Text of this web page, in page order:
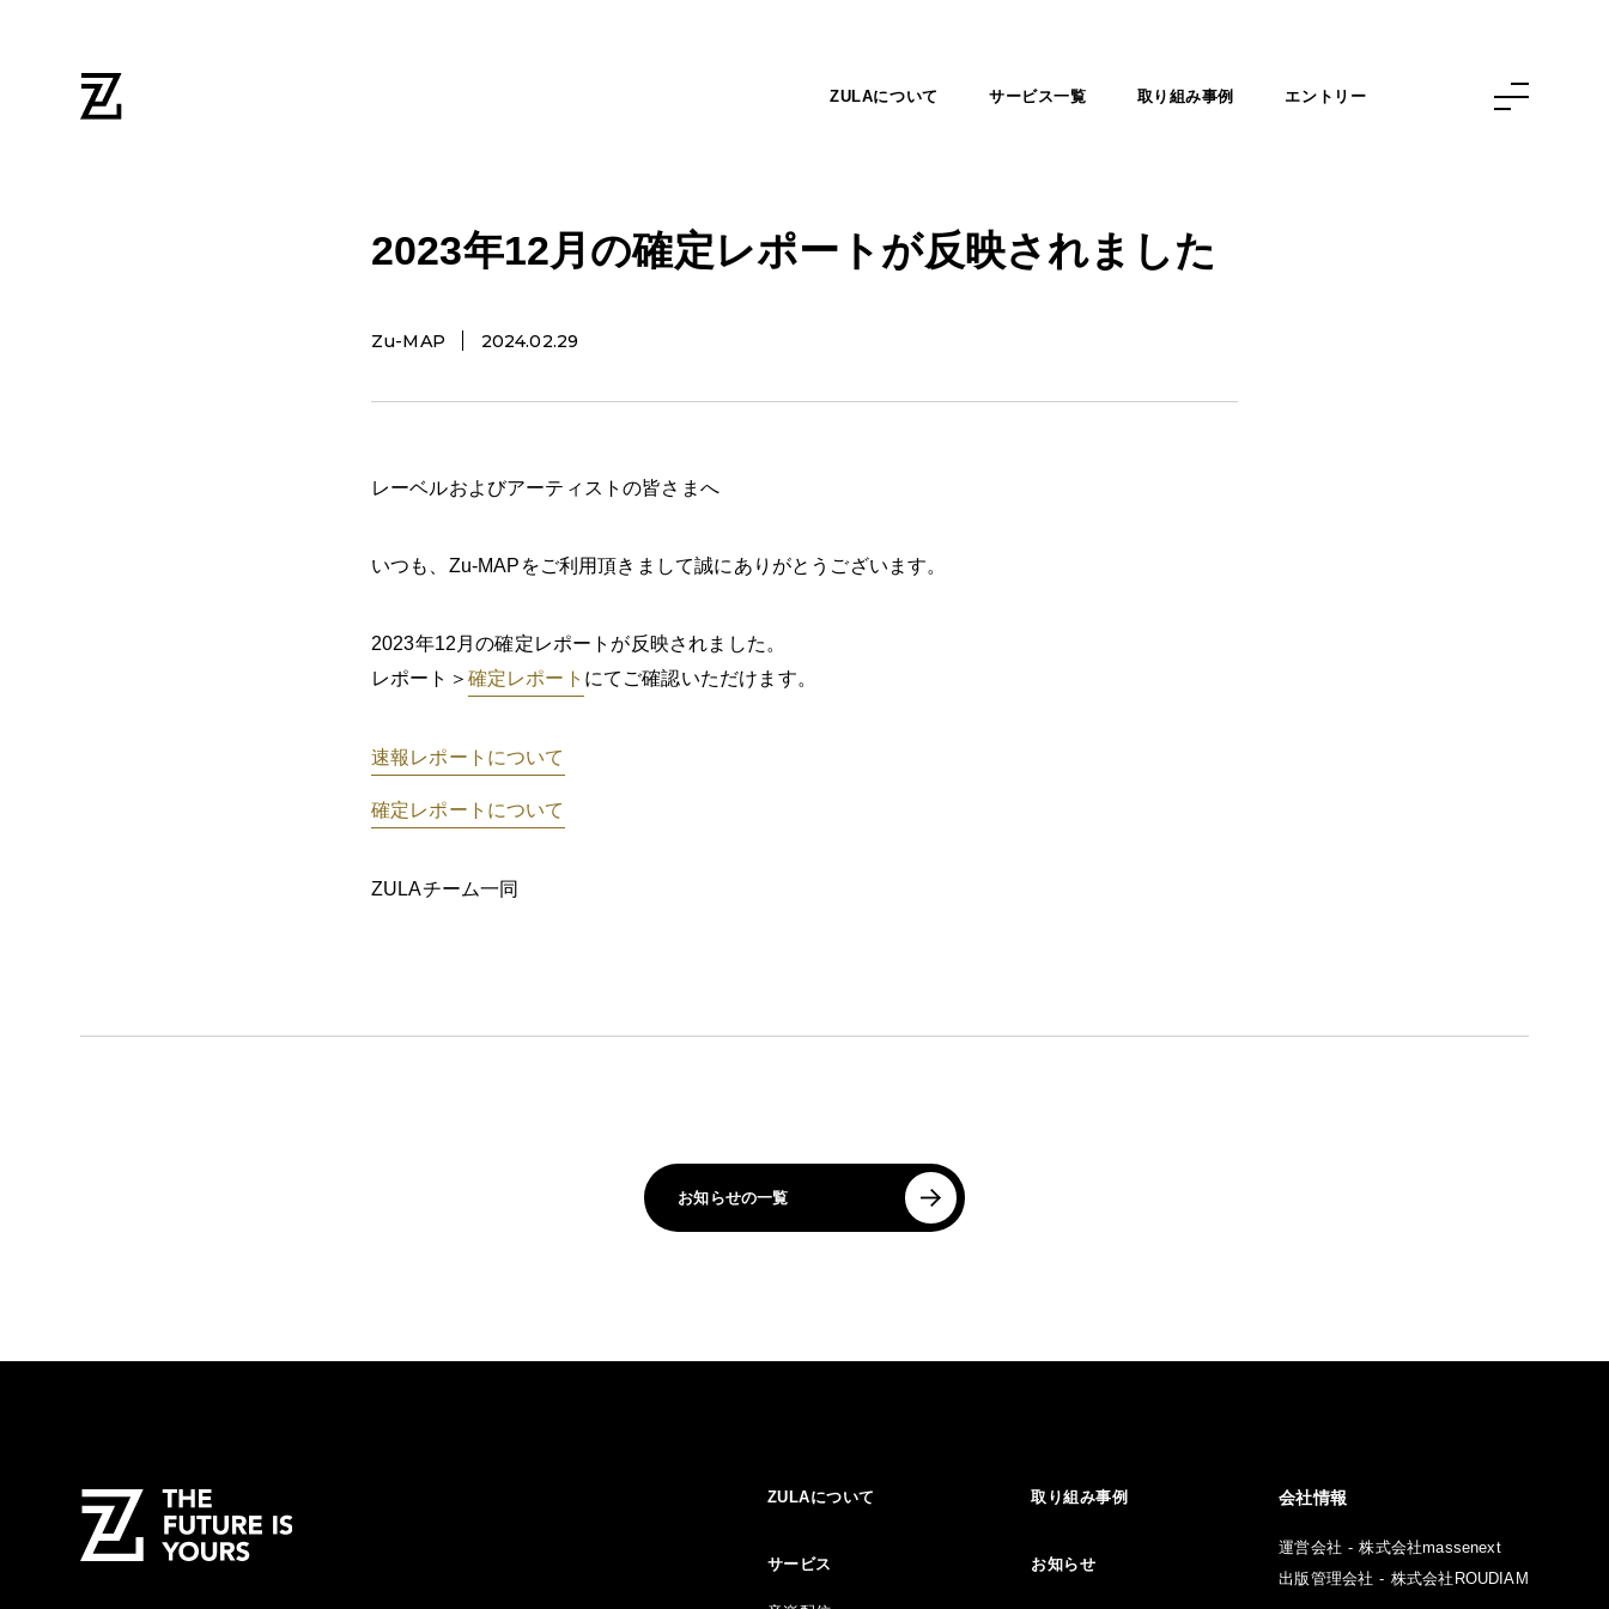
ZULAについて サービス一覧 取り組み事例 エントリー
2023年12月の確定レポートが反映されました
Zu-MAP 2024.02.29
レーベルおよびアーティストの皆さまへ
いつも、Zu-MAPをご利用頂きまして誠にありがとうございます。
2023年12月の確定レポートが反映されました。
レポート＞ 確定レポート にてご確認いただけます。
速報レポートについて
確定レポートについて
ZULAチーム一同
お知らせの一覧
ZULAについて
サービス
取り組み事例
お知らせ
会社情報
運営会社 - 株式会社massenext
出版管理会社 - 株式会社ROUDIAM